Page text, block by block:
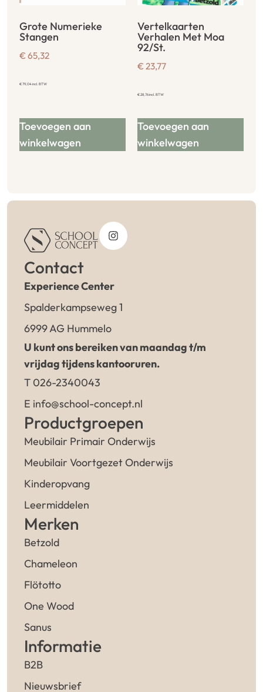
Grote Numerieke
Stangen
€ 65,32
€79,04incl. BTW
Toevoegen aan
winkelwagen
Vertelkaarten
Verhalen Met Moa
92/St.
€ 23,77
€28,76incl. BTW
Toevoegen aan
winkelwagen
Contact
Experience Center
Spalderkampseweg 1
6999 AG Hummelo
U kunt ons bereiken van maandag t/m
vrijdag tijdens kantooruren.
T 026-2340043
E info@school-concept.nl
Productgroepen
Meubilair Primair Onderwijs
Meubilair Voortgezet Onderwijs
Kinderopvang
Leermiddelen
Merken
Betzold
Chameleon
Flötotto
One Wood
Sanus
Informatie
B2B
Nieuwsbrief